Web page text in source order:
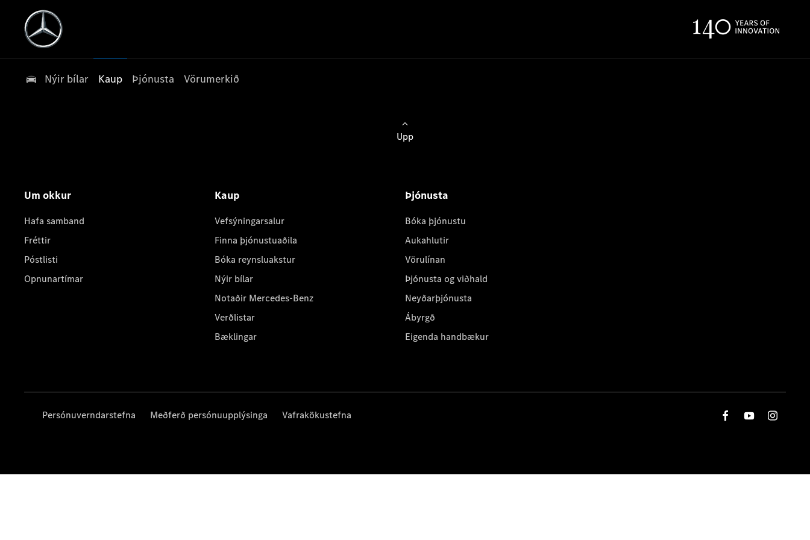
Nýir bílar Kaup Þjónusta Vörumerkið
Upp
Um okkur
Hafa samband
Fréttir
Póstlisti
Opnunartímar
Kaup
Vefsýningarsalur
Finna þjónustuaðila
Bóka reynsluakstur
Nýir bílar
Notaðir Mercedes-Benz
Verðlistar
Bæklingar
Þjónusta
Bóka þjónustu
Aukahlutir
Vörulínan
Þjónusta og viðhald
Neyðarþjónusta
Ábyrgð
Eigenda handbækur
Persónuverndarstefna Meðferð persónuupplýsinga Vafrakökustefna